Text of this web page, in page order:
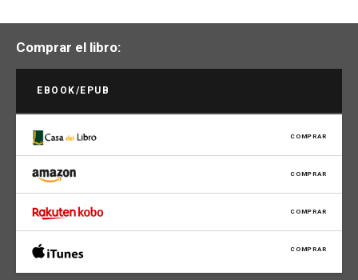
Comprar el libro:
EBOOK/EPUB
COMPRAR
COMPRAR
COMPRAR
COMPRAR